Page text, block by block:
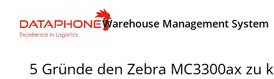
Warehouse Management System
5 Gründe den Zebra MC3300ax zu